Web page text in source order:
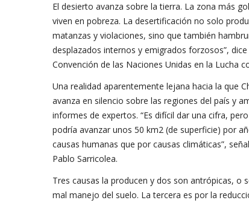
El desierto avanza sobre la tierra. La zona más
viven en pobreza. La desertificación no solo
matanzas y violaciones, sino que también
desplazados internos y emigrados forzosos”,
Convención de las Naciones Unidas en la Lucha
Una realidad aparentemente lejana hacia la que
avanza en silencio sobre las regiones del país y
informes de expertos. “Es difícil dar una cifra,
podría avanzar unos 50 km2 (de superficie) por
causas humanas que por causas climáticas”,
Pablo Sarricolea.
Tres causas la producen y dos son antrópicas, o
mal manejo del suelo. La tercera es por la